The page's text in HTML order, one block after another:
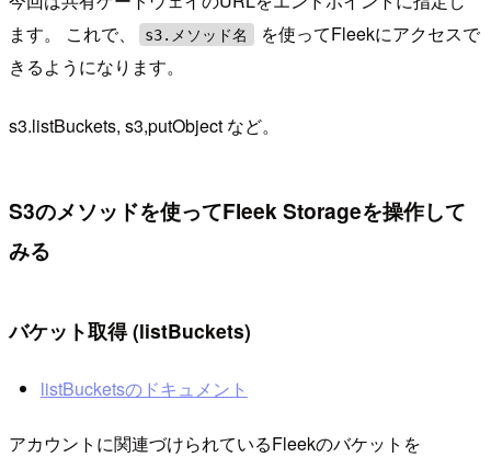
ます。 これで、
s3.メソッド名
を使ってFleekにアクセスで
きるようになります。
s3.listBuckets, s3,putObject など。
S3のメソッドを使ってFleek Storageを操作して
みる
バケット取得 (listBuckets)
listBucketsのドキュメント
アカウントに関連づけられているFleekのバケットを